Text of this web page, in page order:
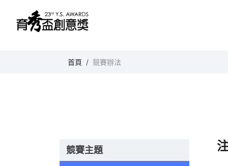
育秀盃創意獎
首頁 競賽辦法
競賽主題